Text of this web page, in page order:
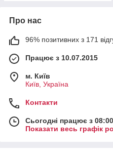
Про нас
96% позитивних з 171
Працює з 10.07.2015
м. Київ
Київ, Україна
Контакти
Сьогодні працює з
Показати весь графік